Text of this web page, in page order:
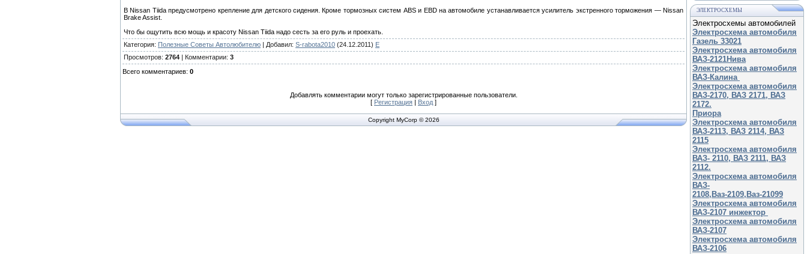
В Nissan Tiida предусмотрено крепление для детского сидения. Кроме тормозных систем ABS и EBD на автомобиле устанавливается усилитель экстренного торможения — Nissan
Brake Assist.
Что бы ощутить всю мощь и красоту Nissan Tiida надо сесть за его руль и проехать.
Категория: Полезные Советы Автолюбителю | Добавил: S-rabota2010 (24.12.2011) E
Просмотров: 2764 | Комментарии: 3
Всего комментариев: 0
Добавлять комментарии могут только зарегистрированные пользователи.
[ Регистрация | Вход ]
Copyright MyCorp © 2026
ЭЛЕКТРОСХЕМЫ
Электросхемы автомобилей
Электросхема автомобиля
Газель 33021
Электросхема автомобиля
ВАЗ-2121Нива
Электросхема автомобиля
ВАЗ-Калина
Электросхема автомобиля
ВАЗ-2170, ВАЗ 2171, ВАЗ
2172.
Приора
Электросхема автомобиля
ВАЗ-2113, ВАЗ 2114, ВАЗ
2115
Электросхема автомобиля
ВАЗ- 2110, ВАЗ 2111, ВАЗ
2112.
Электросхема автомобиля
ВАЗ-
2108,Ваз-2109,Ваз-21099
Электросхема автомобиля
ВАЗ-2107 инжектор
Электросхема автомобиля
ВАЗ-2107
Электросхема автомобиля
ВАЗ-2106